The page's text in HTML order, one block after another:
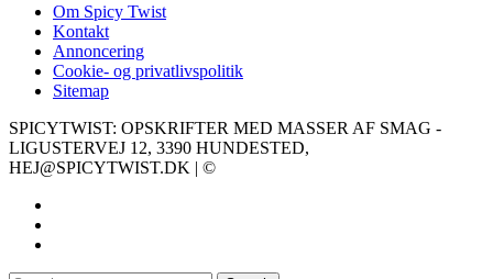
Om Spicy Twist
Kontakt
Annoncering
Cookie- og privatlivspolitik
Sitemap
SPICYTWIST: OPSKRIFTER MED MASSER AF SMAG -
LIGUSTERVEJ 12, 3390 HUNDESTED,
HEJ@SPICYTWIST.DK | ©